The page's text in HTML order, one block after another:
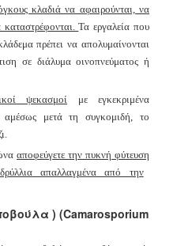
κλαδιά να αφαιρούνται, να
καταστρέφονται.Τα εργαλεία που
πρέπει να απολυμαίνονται
σε διάλυμα οινοπνεύματος ή
ψεκασμοί με εγκεκριμένα
αμέσως μετά τη συγκομιδή, το
αποφεύγετε την πυκνή φύτευση
απαλλαγμένα από την
) (Camarosporium